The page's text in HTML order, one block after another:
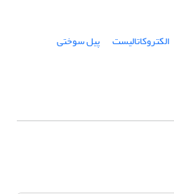
الکتروکاتالیست پیل سوختی